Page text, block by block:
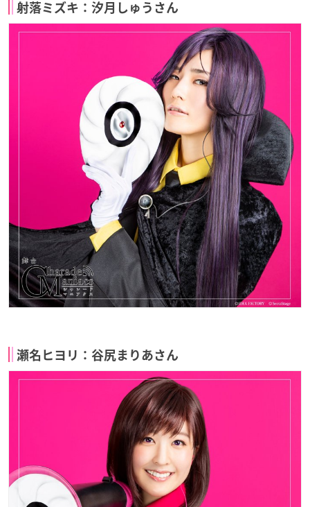
射落ミズキ：汐月しゅうさん
瀬名ヒヨリ：谷尻まりあさん